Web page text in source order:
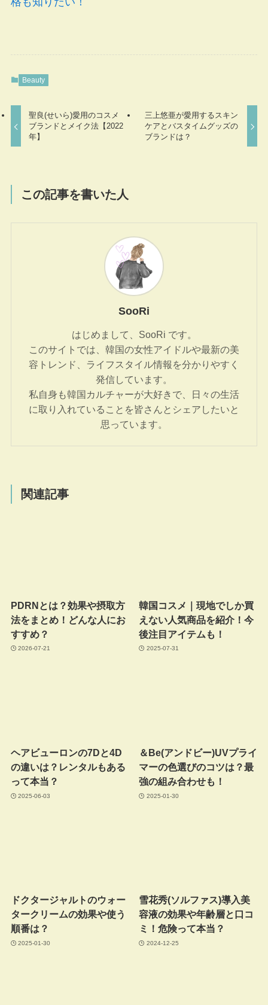
Beauty
聖良(せいら)愛用のコスメ
ブランドとメイク法【2022
年】
三上悠亜が愛用するスキン
ケアとバスタイムグッズの
ブランドは？
この記事を書いた人
SooRi
はじめまして、SooRi です。
このサイトでは、韓国の女性アイドルや最新の美
容トレンド、ライフスタイル情報を分かりやすく
発信しています。
私自身も韓国カルチャーが大好きで、日々の生活
に取り入れていることを皆さんとシェアしたいと
思っています。
関連記事
PDRNとは？効果や摂取方
法をまとめ！どんな人にお
すすめ？
2026-07-21
韓国コスメ｜現地でしか買
えない人気商品を紹介！今
後注目アイテムも！
2025-07-31
ヘアビューロンの7Dと4D
の違いは？レンタルもある
って本当？
2025-06-03
＆Be(アンドビー)UVプライ
マーの色選びのコツは？最
強の組み合わせも！
2025-01-30
ドクタージャルトのウォー
タークリームの効果や使う
順番は？
2025-01-30
雪花秀(ソルファス)導入美
容液の効果や年齢層と口コ
ミ！危険って本当？
2024-12-25